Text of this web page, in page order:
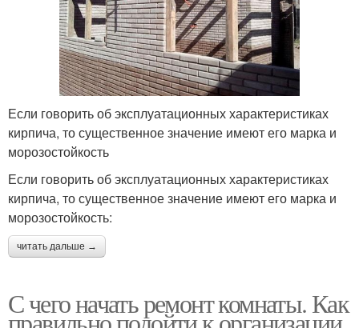
Если говорить об эксплуатационных характеристиках
кирпича, то существенное значение имеют его марка и
морозостойкость
Если говорить об эксплуатационных характеристиках
кирпича, то существенное значение имеют его марка и
морозостойкость:
читать дальше →
С чего начать ремонт комнаты. Как